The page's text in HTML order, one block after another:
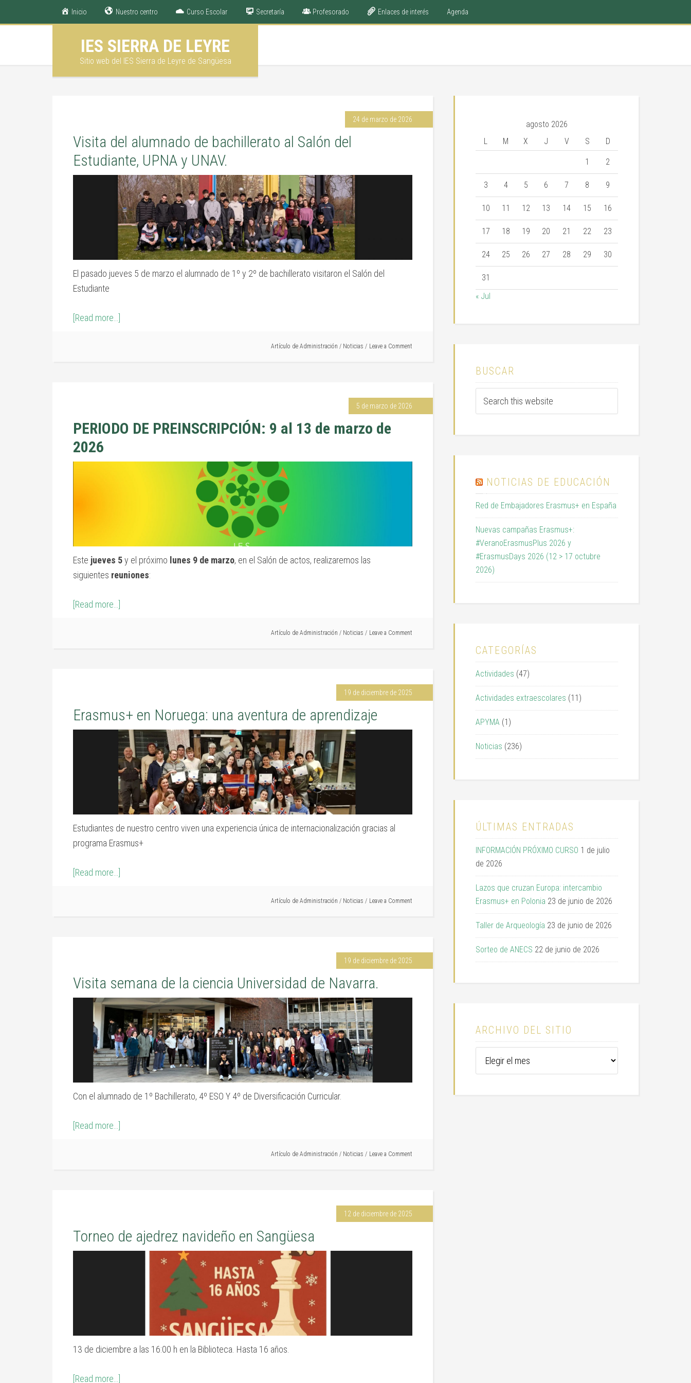
Inicio Nuestro centro Curso Escolar Secretaría Profesorado Enlaces de interés Agenda
IES SIERRA DE LEYRE
Sitio web del IES Sierra de Leyre de Sangüesa
24 de marzo de 2026
Visita del alumnado de bachillerato al Salón del
Estudiante, UPNA y UNAV.
El pasado jueves 5 de marzo el alumnado de 1º y 2º de bachillerato visitaron el Salón del
Estudiante
[Read more…]
Artículo de Administración / Noticias Leave a Comment
5 de marzo de 2026
PERIODO DE PREINSCRIPCIÓN: 9 al 13 de marzo de
2026
Este jueves 5y el próximo lunes 9 de marzo, en el Salón de actos, realizaremos las
siguientes reuniones:
[Read more…]
Artículo de Administración / Noticias Leave a Comment
19 de diciembre de 2025
Erasmus+ en Noruega: una aventura de aprendizaje
Estudiantes de nuestro centro viven una experiencia única de internacionalización gracias al
programa Erasmus+
[Read more…]
Artículo de Administración / Noticias Leave a Comment
19 de diciembre de 2025
Visita semana de la ciencia Universidad de Navarra.
Con el alumnado de 1º Bachillerato, 4º ESO Y 4º de Diversificación Curricular.
[Read more…]
Artículo de Administración / Noticias Leave a Comment
12 de diciembre de 2025
Torneo de ajedrez navideño en Sangüesa
13 de diciembre a las 16:00 h en la Biblioteca. Hasta 16 años.
[Read more…]
agosto 2026
L
M X J V S D
1 2
3 4 5 6 7 8 9
10 11 12 13 14 15 16
17 18 19 20 21 22 23
24 25 26 27 28 29 30
31
« Jul
BUSCAR
NOTICIAS DE EDUCACIÓN
Red de Embajadores Erasmus+ en España
Nuevas campañas Erasmus+:
#VeranoErasmusPlus 2026 y
#ErasmusDays 2026 (12 > 17 octubre
2026)
CATEGORÍAS
Actividades (47)
Actividades extraescolares (11)
APYMA (1)
Noticias (236)
ÚLTIMAS ENTRADAS
INFORMACIÓN PRÓXIMO CURSO 1 de julio
de 2026
Lazos que cruzan Europa: intercambio
Erasmus+ en Polonia 23 de junio de 2026
Taller de Arqueología 23 de junio de 2026
Sorteo de ANECS 22 de junio de 2026
ARCHIVO DEL SITIO